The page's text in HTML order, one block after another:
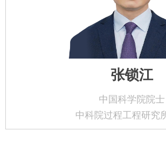
张锁江
中国科学院院士
中科院过程工程研究